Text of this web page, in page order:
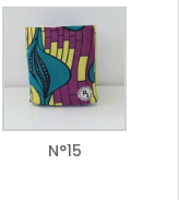
N°15